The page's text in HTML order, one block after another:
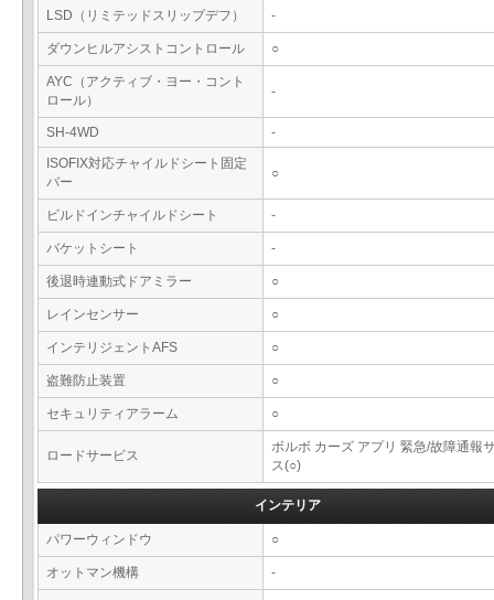
LSD（リミテッドスリップデフ） -
ダウンヒルアシストコントロール ○
AYC（アクティブ・ヨー・コント
ロール）
-
SH-4WD
-
ISOFIX対応チャイルドシート固定
バー
○
ビルドインチャイルドシート -
バケットシート -
後退時連動式ドアミラー ○
レインセンサー ○
インテリジェントAFS ○
盗難防止装置 ○
セキュリティアラーム ○
ロードサービス
ボルボ カーズ アプリ 緊急/故障通報
ス(○)
インテリア
パワーウィンドウ ○
オットマン機構 -